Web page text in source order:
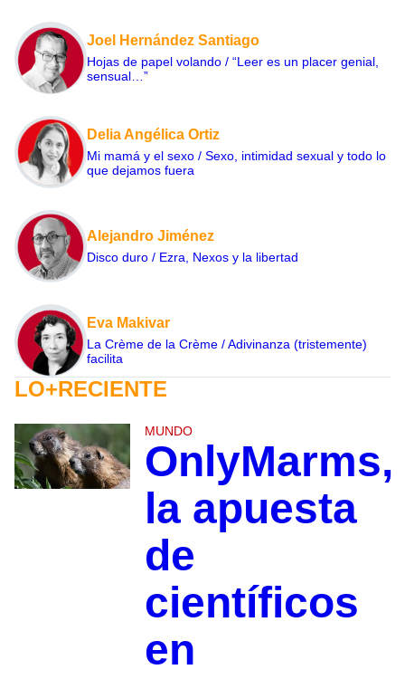
Joel Hernández Santiago
Hojas de papel volando / “Leer es un placer genial,
sensual…”
Delia Angélica Ortiz
Mi mamá y el sexo / Sexo, intimidad sexual y todo lo
que dejamos fuera
Alejandro Jiménez
Disco duro / Ezra, Nexos y la libertad
Eva Makivar
La Crème de la Crème / Adivinanza (tristemente)
facilita
LO+RECIENTE
MUNDO
OnlyMarms,
la apuesta
de
científicos
en